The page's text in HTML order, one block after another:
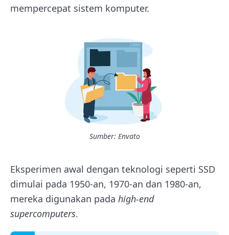
mempercepat sistem komputer.
Sumber: Envato
Eksperimen awal dengan teknologi seperti SSD
dimulai pada 1950-an, 1970-an dan 1980-an,
mereka digunakan pada high-end
supercomputers.